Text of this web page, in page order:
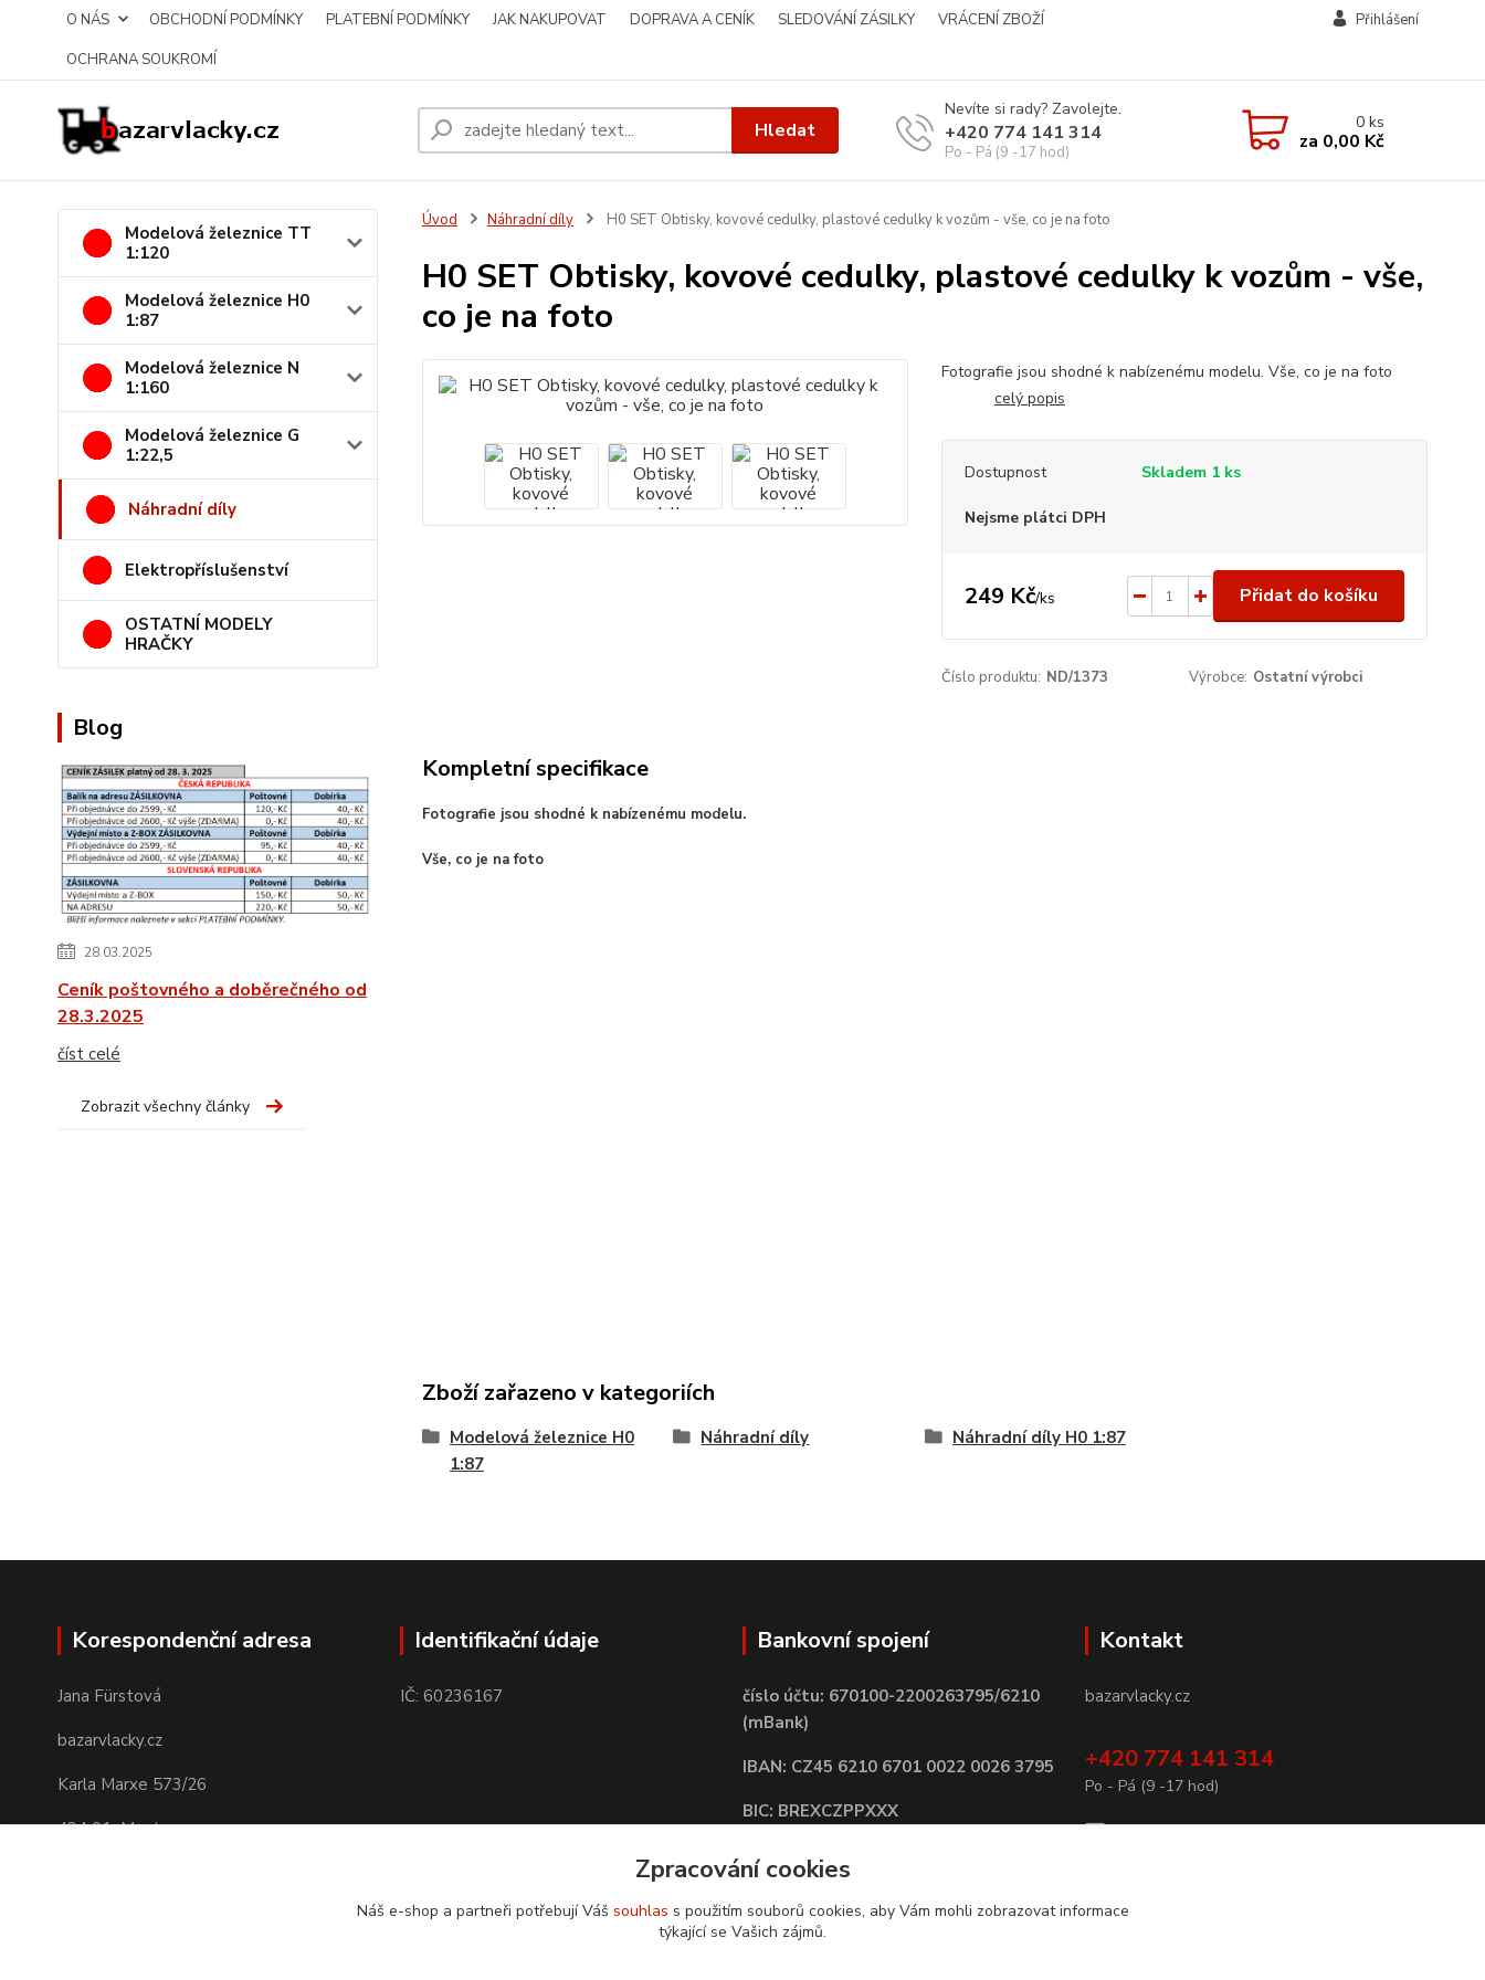
O NÁS OBCHODNÍ PODMÍNKY PLATEBNÍ PODMÍNKY JAK NAKUPOVAT DOPRAVA A CENÍK SLEDOVÁNÍ ZÁSILKY
VRÁCENÍ ZBOŽÍ
OCHRANA SOUKROMÍ
Přihlášení
Hledat
Nevíte si rady? Zavolejte.
+420 774 141 314
Po - Pá (9 -17 hod)
0ks
za 0,00 Kč
Modelová železnice TT
1:120
Modelová železnice H0
1:87
Modelová železnice N
1:160
Modelová železnice G
1:22,5
Náhradní díly
Elektropříslušenství
OSTATNÍ MODELY
HRAČKY
Blog
28.03.2025
Ceník poštovného a doběrečného od
28.3.2025
číst celé
Zobrazit všechny články
Úvod Náhradní díly H0 SET Obtisky, kovové cedulky, plastové cedulky k vozům - vše, co je na foto
H0 SET Obtisky, kovové cedulky, plastové cedulky k vozům - vše,
co je na foto
Fotografie jsou shodné k nabízenému modelu. Vše, co je na foto
celý popis
Dostupnost Skladem 1 ks
Nejsme plátci DPH
249 Kč/ks Přidat do košíku
Číslo produktu: ND/1373 Výrobce: Ostatní výrobci
Kompletní specifikace
Fotografie jsou shodné k nabízenému modelu.
Vše, co je na foto
Zboží zařazeno v kategoriích
Modelová železnice H0
1:87
Náhradní díly Náhradní díly H0 1:87
Korespondenční adresa
Jana Fürstová
bazarvlacky.cz
Karla Marxe 573/26
434 01 Most
Identifikační údaje
IČ: 60236167
Bankovní spojení
číslo účtu: 670100-2200263795/6210
(mBank)
IBAN: CZ45 6210 6701 0022 0026 3795
BIC: BREXCZPPXXX
Kontakt
bazarvlacky.cz
+420 774 141 314
Po - Pá (9 -17 hod)
info@bazarvlacky.cz
Zpracování cookies
Náš e-shop a partneři potřebují Váš souhlas s použitím souborů cookies, aby Vám mohli zobrazovat informace
týkající se Vašich zájmů.